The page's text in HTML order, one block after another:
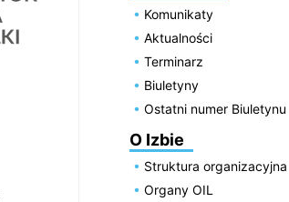
Komunikaty
Aktualności
Terminarz
Biuletyny
Ostatni numer Biuletynu
O Izbie
Struktura organizacyjna
Organy OIL